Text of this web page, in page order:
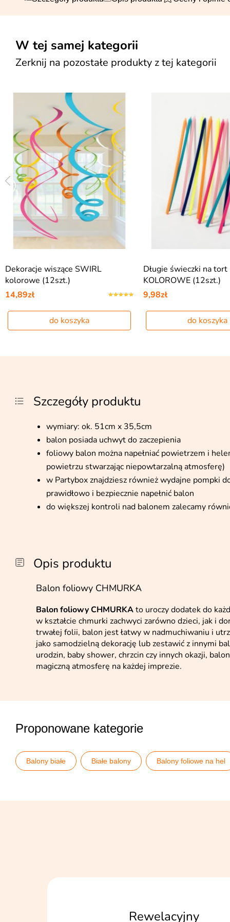
W tej samej kategorii
Zerknij na pozostałe produkty z tej kategorii
Dekoracje wiszące SWIRL
kolorowe (12szt.)
14,89zł
do koszyka
Długie świeczki na tort
KOLOROWE (12szt.)
9,98zł
do koszyka
Szczegóły produktu
wymiary: ok. 51cm x 35,5cm
balon posiada uchwyt do zaczepienia
foliowy balon można napełniać powietrzem i
powietrzu stwarzając niepowtarzalną atmosferę)
w Partybox znajdziesz również wydajne pompki
prawidłowo i bezpiecznie napełnić balon
do większej kontroli nad balonem zalecamy
Opis produktu
Balon foliowy CHMURKA
Balon foliowy CHMURKAto uroczy dodatek do
w kształcie chmurki zachwyci zarówno dzieci, jak i
trwałej folii, balon jest łatwy w nadmuchiwaniu i
jako samodzielną dekorację lub zestawić z innymi
urodzin, baby shower, chrzcin czy innych okazji,
magiczną atmosferę na każdej imprezie.
Proponowane kategorie
Balony białe Białe balony Balony foliowe na hel
Rewelacyjny